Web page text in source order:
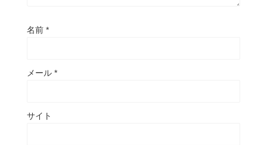
名前 *
メール *
サイト